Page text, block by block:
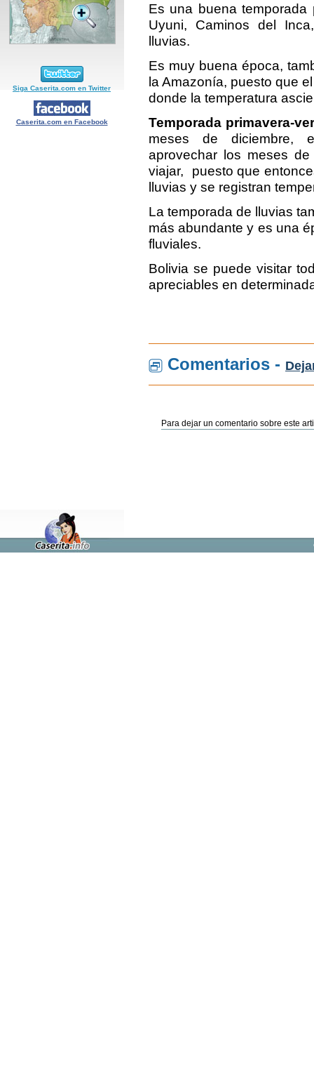
Siga Caserita.com en Twitter
Caserita.com en Facebook
Es una buena
Uyuni, Caminos del
lluvias.
Es muy buena época,
la Amazonía, puesto que
donde la temperatura
Temporada primavera-
meses de diciembre,
aprovechar los meses
viajar, puesto que
lluvias y se registran
La temporada de lluvias
más abundante y es una
fluviales.
Bolivia se puede visitar
apreciables en
Comentarios -
Para dejar un comentario sobre este